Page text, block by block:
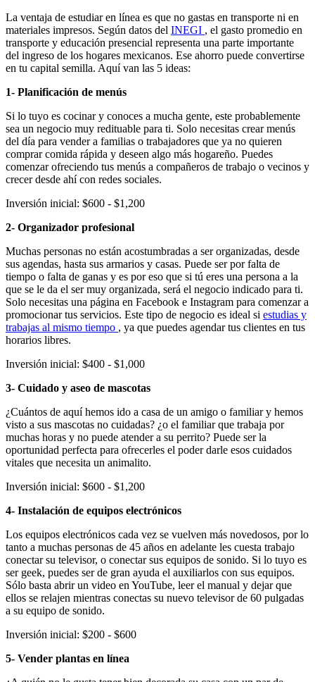
La ventaja de estudiar en línea es que no gastas en transporte ni en
materiales impresos. Según datos del INEGI , el gasto promedio en
transporte y educación presencial representa una parte importante
del ingreso de los hogares mexicanos. Ese ahorro puede convertirse
en tu capital semilla. Aquí van las 5 ideas:
1- Planificación de menús
Si lo tuyo es cocinar y conoces a mucha gente, este probablemente
sea un negocio muy redituable para ti. Solo necesitas crear menús
del día para vender a familias o trabajadores que ya no quieren
comprar comida rápida y deseen algo más hogareño. Puedes
comenzar ofreciendo tus menús a compañeros de trabajo o vecinos y
crecer desde ahí con redes sociales.
Inversión inicial: $600 - $1,200
2- Organizador profesional
Muchas personas no están acostumbradas a ser organizadas, desde
sus agendas, hasta sus armarios y casas. Puede ser por falta de
tiempo o falta de ganas y es por eso que si tú eres una persona a la
que se le da el ser muy organizada, será el negocio indicado para ti.
Solo necesitas una página en Facebook e Instagram para comenzar a
promocionar tus servicios. Este tipo de negocio es ideal si estudias y
trabajas al mismo tiempo , ya que puedes agendar tus clientes en tus
horarios libres.
Inversión inicial: $400 - $1,000
3- Cuidado y aseo de mascotas
¿Cuántos de aquí hemos ido a casa de un amigo o familiar y hemos
visto a sus mascotas no cuidadas? ¿o el familiar que trabaja por
muchas horas y no puede atender a su perrito? Puede ser la
oportunidad perfecta para ofrecerles el poder darle esos cuidados
vitales que necesita un animalito.
Inversión inicial: $600 - $1,200
4- Instalación de equipos electrónicos
Los equipos electrónicos cada vez se vuelven más novedosos, por lo
tanto a muchas personas de 45 años en adelante les cuesta trabajo
conectar su televisor, o conectar sus equipos de sonido. Si lo tuyo es
ser geek, puedes ser de gran ayuda el auxiliarlos con sus equipos.
Sólo basta abrir un video en YouTube, leer el manual y dejar que
ellos se relajen mientras conectas su nuevo televisor de 60 pulgadas
a su equipo de sonido.
Inversión inicial: $200 - $600
5- Vender plantas en línea